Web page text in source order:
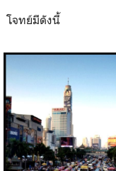
โจทย์มีดังนี้